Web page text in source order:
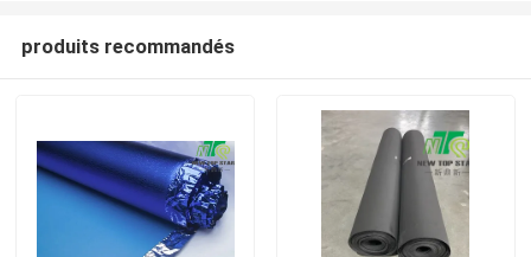
produits recommandés